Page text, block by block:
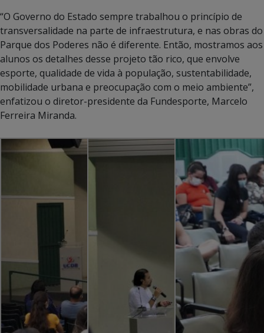
“O Governo do Estado sempre trabalhou o princípio de
transversalidade na parte de infraestrutura, e nas obras do
Parque dos Poderes não é diferente. Então, mostramos aos
alunos os detalhes desse projeto tão rico, que envolve
esporte, qualidade de vida à população, sustentabilidade,
mobilidade urbana e preocupação com o meio ambiente”,
enfatizou o diretor-presidente da Fundesporte, Marcelo
Ferreira Miranda.